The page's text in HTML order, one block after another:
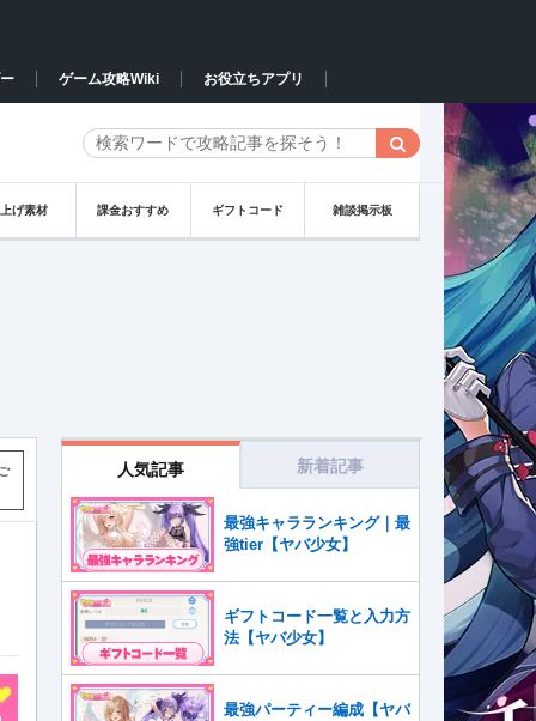
ゲーム攻略Wiki お役立ちアプリ
げ素材 課金おすすめ ギフトコード 雑談掲示板
人気記事 新着記事
最強キャラランキング｜最
強tier【ヤバ少女】
ギフトコード一覧と入力方
法【ヤバ少女】
最強パーティー編成【ヤバ